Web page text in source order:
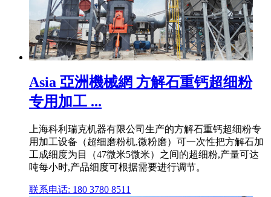
Asia 亞洲機械網 方解石重钙超细粉
专用加工 ...
上海科利瑞克机器有限公司生产的方解石重钙超细粉专
用加工设备（超细磨粉机,微粉磨）可一次性把方解石加
工成细度为目（47微米5微米）之间的超细粉,产量可达
吨每小时,产品细度可根据需要进行调节。
联系电话: 180 3780 8511